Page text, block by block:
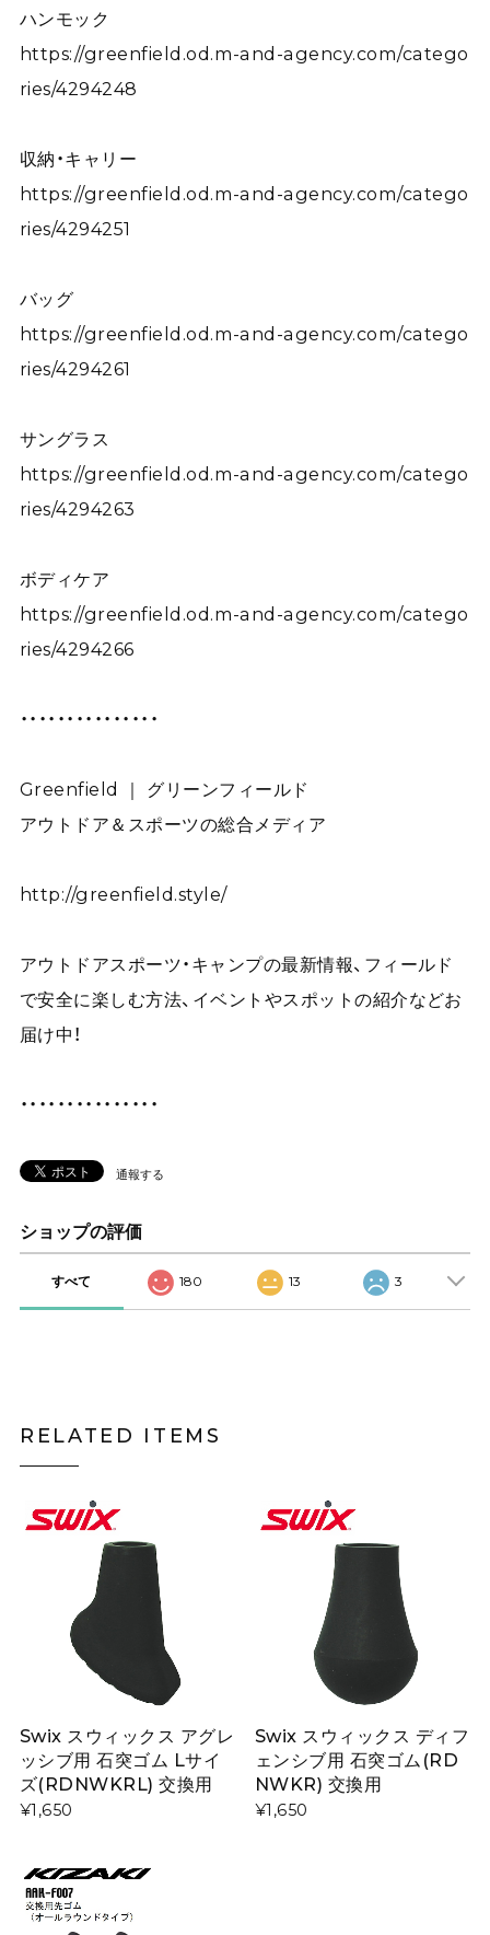
ハンモック
https://greenfield.od.m-and-agency.com/catego
ries/4294248
収納・キャリー
https://greenfield.od.m-and-agency.com/catego
ries/4294251
バッグ
https://greenfield.od.m-and-agency.com/catego
ries/4294261
サングラス
https://greenfield.od.m-and-agency.com/catego
ries/4294263
ボディケア
https://greenfield.od.m-and-agency.com/catego
ries/4294266
・・・・・・・・・・・・・・・
Greenfield ｜ グリーンフィールド
アウトドア＆スポーツの総合メディア
http://greenfield.style/
アウトドアスポーツ・キャンプの最新情報、フィールド
で安全に楽しむ方法、イベントやスポットの紹介などお
届け中！
・・・・・・・・・・・・・・・
通報する
ショップの評価
すべて 180 13 3
RELATED ITEMS
Swix スウィックス アグレ
ッシブ用 石突ゴム Lサイ
ズ(RDNWKRL) 交換用
¥1,650
Swix スウィックス ディフ
ェンシブ用 石突ゴム(RD
NWKR) 交換用
¥1,650